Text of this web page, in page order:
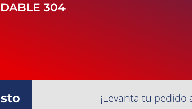
304
¡Levanta tu pedido